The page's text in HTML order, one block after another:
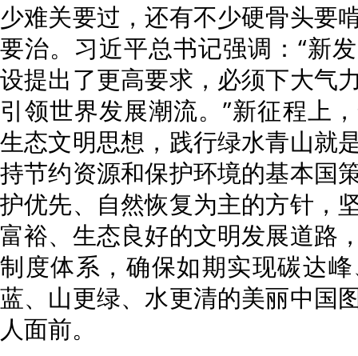
少难关要过，还有不少硬骨头要
要治。习近平总书记强调：“新
设提出了更高要求，必须下大气
引领世界发展潮流。”新征程上
生态文明思想，践行绿水青山就
持节约资源和保护环境的基本国
护优先、自然恢复为主的方针，
富裕、生态良好的文明发展道路
制度体系，确保如期实现碳达
蓝、山更绿、水更清的美丽中国
人面前。